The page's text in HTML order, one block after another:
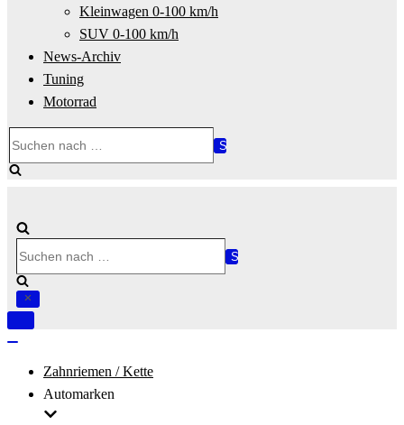
Kleinwagen 0-100 km/h
SUV 0-100 km/h
News-Archiv
Tuning
Motorrad
nach …
nach …
Navigation
Zahnriemen / Kette
Automarken